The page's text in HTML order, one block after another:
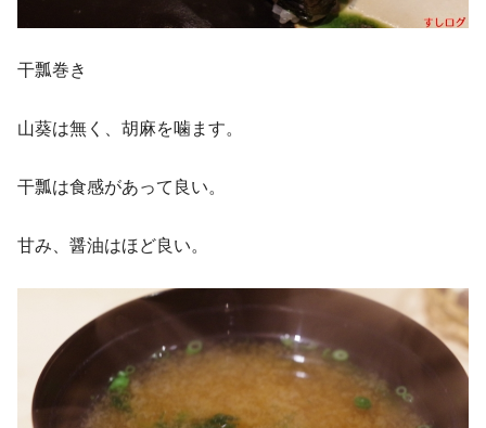
干瓢巻き
山葵は無く、胡麻を噛ます。
干瓢は食感があって良い。
甘み、醤油はほど良い。